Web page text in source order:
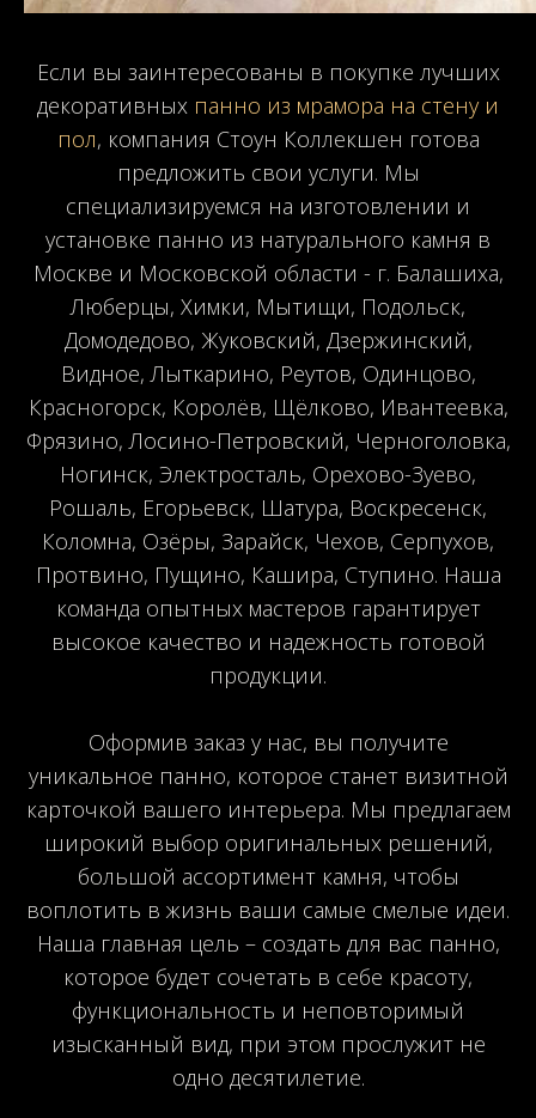
Если вы заинтересованы в покупке лучших
декоративных панно из мрамора на стену и
пол, компания Стоун Коллекшен готова
предложить свои услуги. Мы
специализируемся на изготовлении и
установке панно из натурального камня в
Москве и Московской области - г. Балашиха,
Люберцы, Химки, Мытищи, Подольск,
Домодедово, Жуковский, Дзержинский,
Видное, Лыткарино, Реутов, Одинцово,
Красногорск, Королёв, Щёлково, Ивантеевка,
Фрязино, Лосино-Петровский, Черноголовка,
Ногинск, Электросталь, Орехово-Зуево,
Рошаль, Егорьевск, Шатура, Воскресенск,
Коломна, Озёры, Зарайск, Чехов, Серпухов,
Протвино, Пущино, Кашира, Ступино. Наша
команда опытных мастеров гарантирует
высокое качество и надежность готовой
продукции.
Оформив заказ у нас, вы получите
уникальное панно, которое станет визитной
карточкой вашего интерьера. Мы предлагаем
широкий выбор оригинальных решений,
большой ассортимент камня, чтобы
воплотить в жизнь ваши самые смелые идеи.
Наша главная цель – создать для вас панно,
которое будет сочетать в себе красоту,
функциональность и неповторимый
изысканный вид, при этом прослужит не
одно десятилетие.